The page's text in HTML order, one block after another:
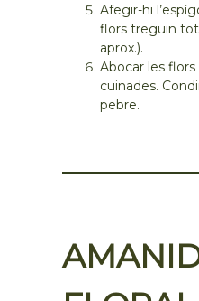
Afegir-hi
flors treguin tot
aprox.).
Abocar les
cuinades.
pebre.